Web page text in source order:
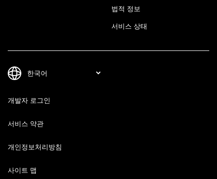
법적 정보
서비스 상태
개발자 로그인
서비스 약관
개인정보처리방침
사이트 맵